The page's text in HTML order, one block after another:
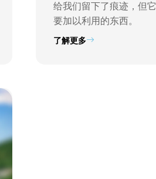
给我们留下了痕迹，但
要加以利用的东西。
了解更多